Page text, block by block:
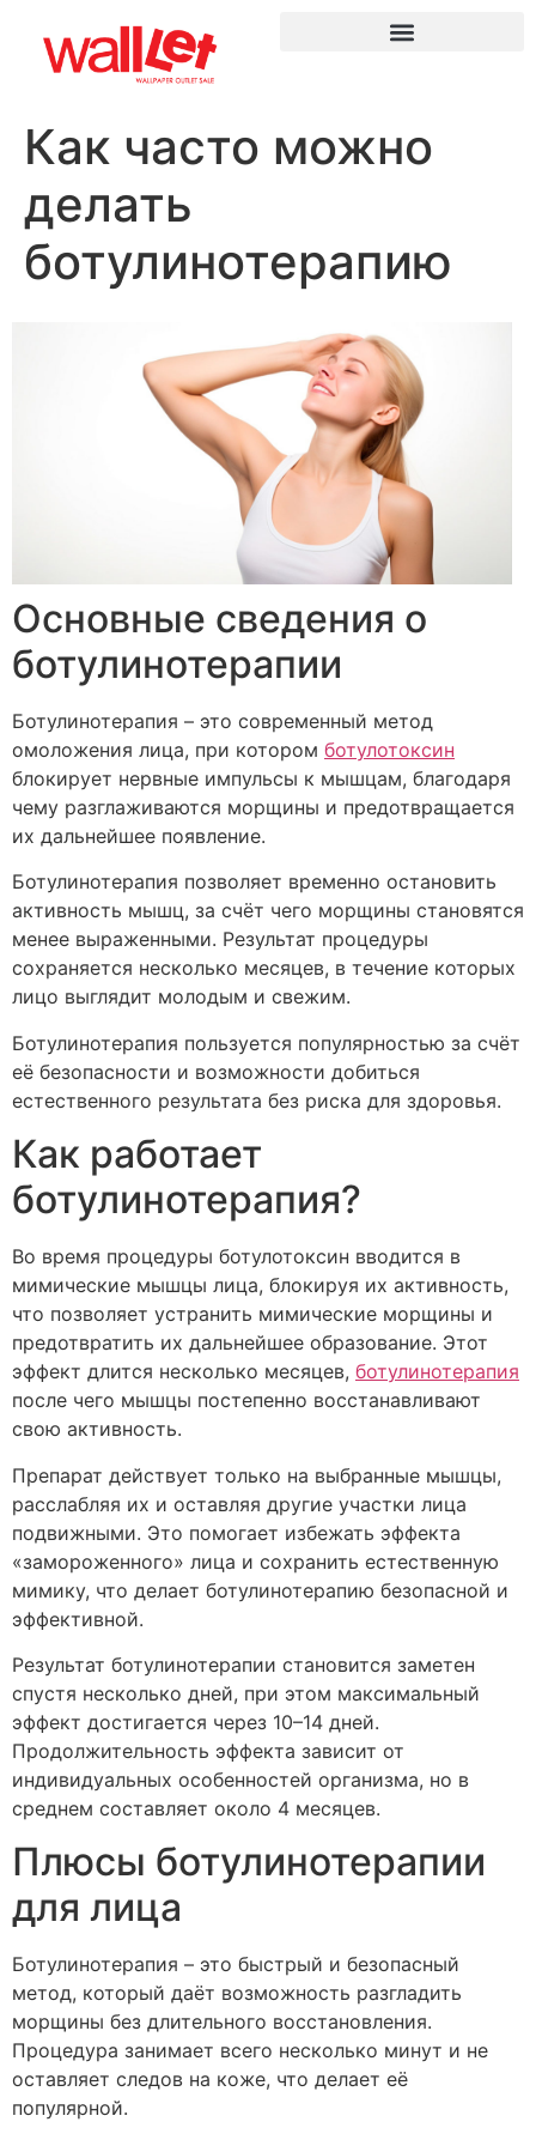
Как часто можно
делать
ботулинотерапию
Основные сведения о
ботулинотерапии
Ботулинотерапия – это современный метод
омоложения лица, при котором ботулотоксин
блокирует нервные импульсы к мышцам, благодаря
чему разглаживаются морщины и предотвращается
их дальнейшее появление.
Ботулинотерапия позволяет временно остановить
активность мышц, за счёт чего морщины становятся
менее выраженными. Результат процедуры
сохраняется несколько месяцев, в течение которых
лицо выглядит молодым и свежим.
Ботулинотерапия пользуется популярностью за счёт
её безопасности и возможности добиться
естественного результата без риска для здоровья.
Как работает
ботулинотерапия?
Во время процедуры ботулотоксин вводится в
мимические мышцы лица, блокируя их активность,
что позволяет устранить мимические морщины и
предотвратить их дальнейшее образование. Этот
эффект длится несколько месяцев, ботулинотерапия
после чего мышцы постепенно восстанавливают
свою активность.
Препарат действует только на выбранные мышцы,
расслабляя их и оставляя другие участки лица
подвижными. Это помогает избежать эффекта
«замороженного» лица и сохранить естественную
мимику, что делает ботулинотерапию безопасной и
эффективной.
Результат ботулинотерапии становится заметен
спустя несколько дней, при этом максимальный
эффект достигается через 10–14 дней.
Продолжительность эффекта зависит от
индивидуальных особенностей организма, но в
среднем составляет около 4 месяцев.
Плюсы ботулинотерапии
для лица
Ботулинотерапия – это быстрый и безопасный
метод, который даёт возможность разгладить
морщины без длительного восстановления.
Процедура занимает всего несколько минут и не
оставляет следов на коже, что делает её
популярной.